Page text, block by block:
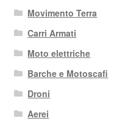
Movimento Terra
Carri Armati
Moto elettriche
Barche e Motoscafi
Droni
Aerei